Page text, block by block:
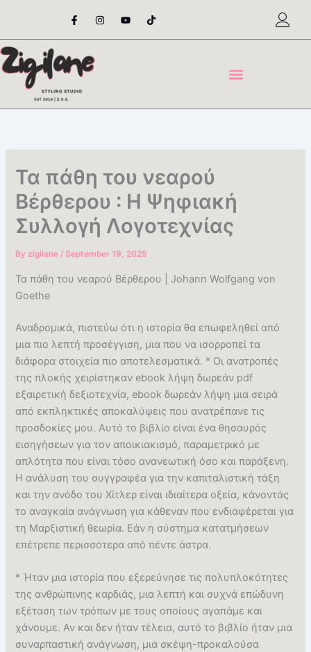
content
F
a
e
o
o
-
I
n
t
Y
o
t
T
i
t
Τα πάθη του νεαρού
Βέρθερου : Η Ψηφιακή
Συλλογή Λογοτεχνίας
Byzigilane/ September 19, 2025
Τα πάθη του νεαρού Βέρθερου | Johann Wolfgang von
Goethe
Αναδρομικά, πιστεύω ότι η ιστορία θα επωφεληθεί από
μια πιο λεπτή προσέγγιση, μια που να ισορροπεί τα
διάφορα στοιχεία πιο αποτελεσματικά. * Οι ανατροπές
της πλοκής χειρίστηκαν ebook λήψη δωρεάν pdf
εξαιρετική δεξιοτεχνία, ebook δωρεάν λήψη μια σειρά
από εκπληκτικές αποκαλύψεις που ανατρέπανε τις
προσδοκίες μου. Αυτό το βιβλίο είναι ένα θησαυρός
εισηγήσεων για τον αποικιακισμό, παραμετρικό με
απλότητα που είναι τόσο ανανεωτική όσο και παράξενη.
Η ανάλυση του συγγραφέα για την καπιταλιστική τάξη
και την ανόδο του Χίτλερ είναι ιδιαίτερα οξεία, κάνοντάς
το αναγκαία ανάγνωση για κάθεναν που ενδιαφέρεται για
τη Μαρξιστική θεωρία. Εάν η σύστημα κατατμήσεων
επέτρεπε περισσότερα από πέντε άστρα.
* Ήταν μια ιστορία που εξερεύνησε τις πολυπλοκότητες
της ανθρώπινης καρδιάς, μια λεπτή και συχνά επώδυνη
εξέταση των τρόπων με τους οποίους αγαπάμε και
χάνουμε. Αν και δεν ήταν τέλεια, αυτό το βιβλίο ήταν μια
συναρπαστική ανάγνωση, μια σκέψη-προκαλούσα